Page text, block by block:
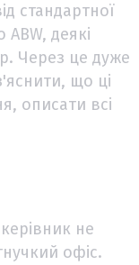
стандартної
деякі
Через це дуже
що ці
описати всі
не
офіс.